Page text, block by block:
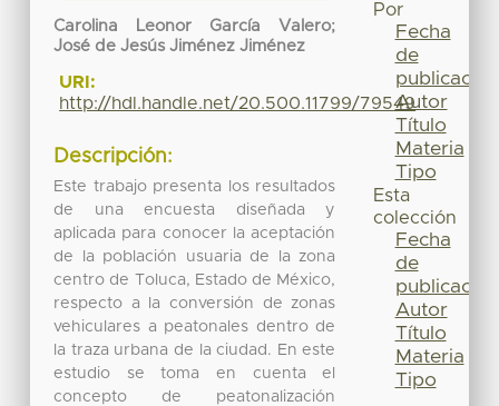
Carolina Leonor García Valero;
José de Jesús Jiménez Jiménez
URI:
http://hdl.handle.net/20.500.11799/79549
Descripción:
Este trabajo presenta los resultados
de una encuesta diseñada y
aplicada para conocer la aceptación
de la población usuaria de la zona
centro de Toluca, Estado de México,
respecto a la conversión de zonas
vehiculares a peatonales dentro de
la traza urbana de la ciudad. En este
estudio se toma en cuenta el
concepto de peatonalización
Por
Fecha
de
publicación
Autor
Título
Materia
Tipo
Esta
colección
Fecha
de
publicación
Autor
Título
Materia
Tipo